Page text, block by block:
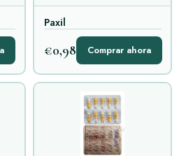
Paxil
€0,98 Comprar ahora